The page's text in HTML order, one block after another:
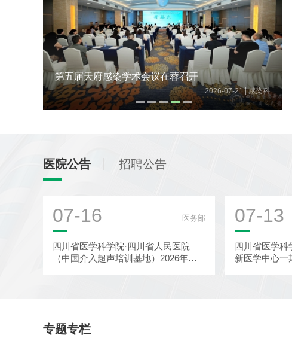
感染科
二十年如一日、守护高龄患者的健康，老年综合科
党支部扎实推进“桑榆之美 综合护...
2026-07-20 | 省老年医学中心
医院公告 招聘公告
07-16 医务部
四川省医学科学院·四川省人民医院
（中国介入超声培训基地）2026年超
07-13
四川省医学科
新医学中心一
专题专栏